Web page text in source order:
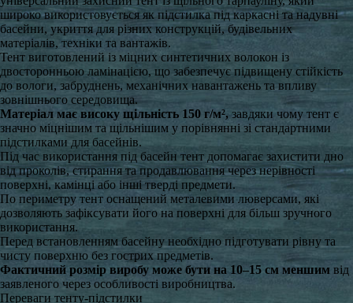
широко використовується як підстилка під каркасні та надувні
басейни, укриття для різних конструкцій, будівельних
матеріалів, техніки та вантажів.
Тент виготовлений із міцних синтетичних волокон із
двосторонньою ламінацією, що забезпечує підвищену стійкість
до вологи, забруднень, механічних навантажень та впливу
зовнішнього середовища.
Матеріал має високу щільність 150 г/м², завдяки чому тент є
значно міцнішим та щільнішим у порівнянні зі стандартними
підстилками для басейнів.
Під час використання під басейн тент допомагає захистити дно
від проколів, стирання та продавлювання через нерівності
поверхні, камінці або інші тверді предмети.
По периметру тент оснащений металевими люверсами, які
дозволяють зафіксувати його на поверхні для більш зручного
використання.
Перед встановленням басейну необхідно підготувати рівну та
чисту поверхню без гострих предметів.
Фактичний розмір виробу може бути на 10–15 см меншим від
заявленого через особливості виробництва.
Переваги тенту-підстилки